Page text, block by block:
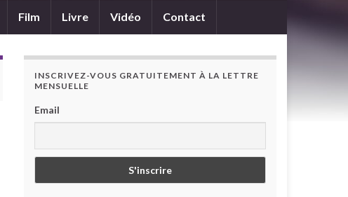
Film Livre Vidéo Contact
INSCRIVEZ-VOUS GRATUITEMENT À LA LETTRE
MENSUELLE
Email